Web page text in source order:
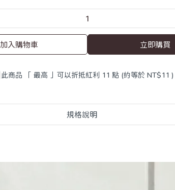
加入購物車 立即購買
此商品 「 最高 」可以折抵紅利 11 點 (約等於 NT$11 )
規格說明